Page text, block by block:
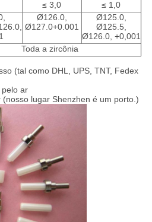
≤ 3,0
≤ 1,0
Ø126.0,
Ø127.0+0.001
Ø125.0,
Ø125.5,
Ø126.0, +0,001
Toda a zircônia
(tal como DHL, UPS, TNT, Fedex
ar
lugar Shenzhen é um porto.)